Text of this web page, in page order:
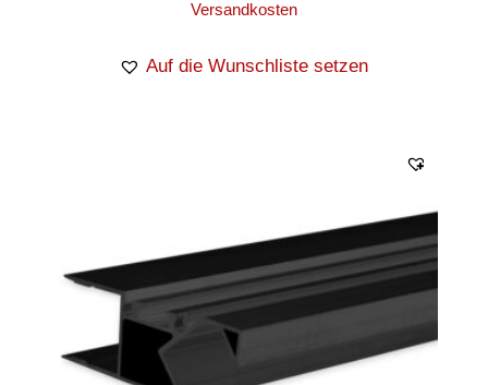
Versandkosten
Auf die Wunschliste setzen